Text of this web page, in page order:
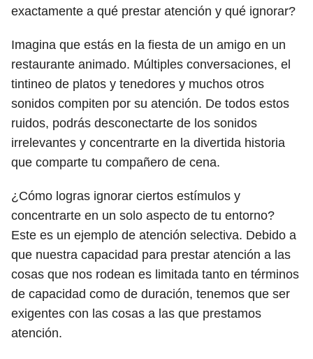
exactamente a qué prestar atención y qué ignorar?
Imagina que estás en la fiesta de un amigo en un
restaurante animado. Múltiples conversaciones, el
tintineo de platos y tenedores y muchos otros
sonidos compiten por su atención. De todos estos
ruidos, podrás desconectarte de los sonidos
irrelevantes y concentrarte en la divertida historia
que comparte tu compañero de cena.
¿Cómo logras ignorar ciertos estímulos y
concentrarte en un solo aspecto de tu entorno?
Este es un ejemplo de atención selectiva. Debido a
que nuestra capacidad para prestar atención a las
cosas que nos rodean es limitada tanto en términos
de capacidad como de duración, tenemos que ser
exigentes con las cosas a las que prestamos
atención.